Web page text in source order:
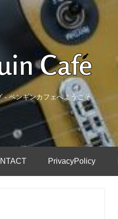
- ペンギンカフェへようこそ
PrivacyPolicy